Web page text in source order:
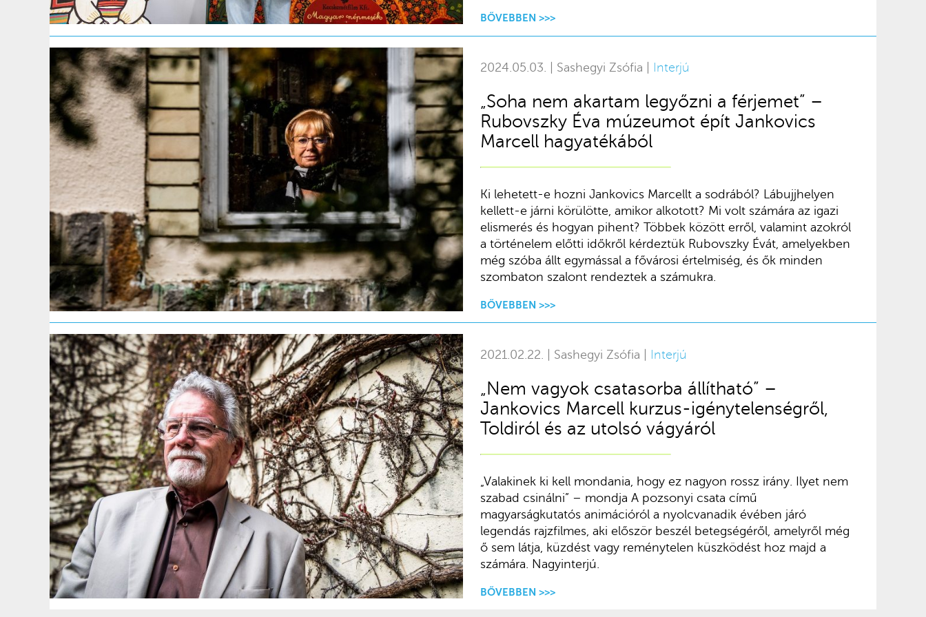
BŐVEBBEN >>>
2024.05.03. | Sashegyi Zsófia | Interjú
„Soha nem akartam legyőzni a férjemet” –
Rubovszky Éva múzeumot épít Jankovics
Marcell hagyatékából
Ki lehetett-e hozni Jankovics Marcellt a sodrából? Lábujjhelyen
kellett-e járni körülötte, amikor alkotott? Mi volt számára az igazi
elismerés és hogyan pihent? Többek között erről, valamint azokról
a történelem előtti időkről kérdeztük Rubovszky Évát, amelyekben
még szóba állt egymással a fővárosi értelmiség, és ők minden
szombaton szalont rendeztek a számukra.
BŐVEBBEN >>>
2021.02.22. | Sashegyi Zsófia | Interjú
„Nem vagyok csatasorba állítható” –
Jankovics Marcell kurzus-igénytelenségről,
Toldiról és az utolsó vágyáról
„Valakinek ki kell mondania, hogy ez nagyon rossz irány. Ilyet nem
szabad csinálni” – mondja A pozsonyi csata című
magyarságkutatós animációról a nyolcvanadik évében járó
legendás rajzfilmes, aki először beszél betegségéről, amelyről még
ő sem látja, küzdést vagy reménytelen küszködést hoz majd a
számára. Nagyinterjú.
BŐVEBBEN >>>